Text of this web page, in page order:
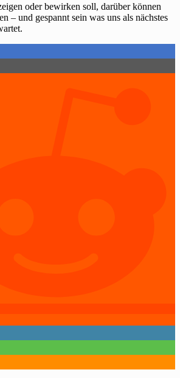
oder bewirken soll, darüber können
– und gespannt sein was uns als nächstes